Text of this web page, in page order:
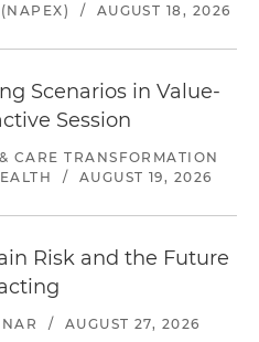
/ AUGUST 18, 2026
Scenarios in Value-
Session
CARE TRANSFORMATION
/ AUGUST 19, 2026
Risk and the Future
/ AUGUST 27, 2026